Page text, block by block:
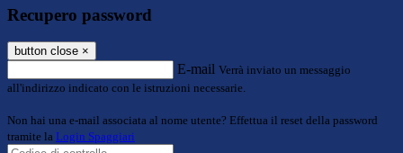
Recupero password
button close ×
E-mail Verrà inviato un messaggio
all'indirizzo indicato con le istruzioni necessarie.
Non hai una e-mail associata al nome utente? Effettua il reset della password
tramite la Login Spaggiari